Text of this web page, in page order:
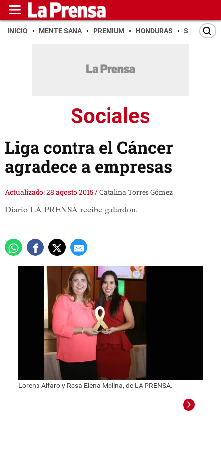
INICIO MENTE SANA PREMIUM HONDURAS SAN PEDRO
Sociales
Liga contra el Cáncer
agradece a empresas
Actualizado: 28 agosto 2015/Catalina Torres Gómez
Diario LA PRENSA recibe galardon.
Lorena Alfaro y Rosa Elena Molina, de LA PRENSA.